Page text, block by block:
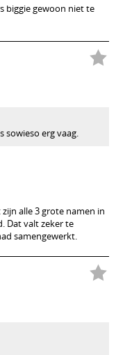
biggie gewoon niet te
sowieso erg vaag.
alle 3 grote namen in
Dat valt zeker te
samengewerkt.